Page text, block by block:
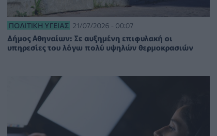
ΠΟΛΙΤΙΚΉ ΥΓΕΊΑΣ 21/07/2026 - 00:07
Δήμος Αθηναίων: Σε αυξημένη επιφυλακή οι
υπηρεσίες του λόγω πολύ υψηλών θερμοκρασιών